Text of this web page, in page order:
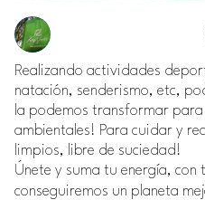
Realizando actividades
natación, senderismo, etc,
la podemos transformar para
ambientales! Para cuidar y
limpios, libre de suciedad!
Únete y suma tu energía,
conseguiremos un planeta mejor!